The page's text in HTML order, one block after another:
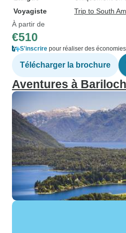
Voyagiste
Trip to South
À partir de
€510
S'inscrire pour réaliser des économies
Télécharger la brochure
Aventures à